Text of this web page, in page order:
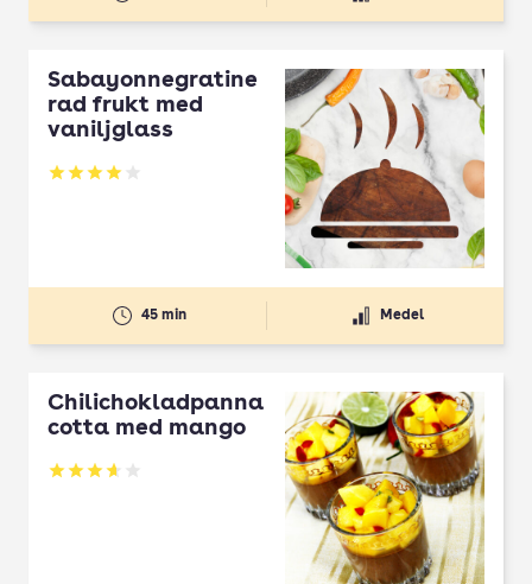
Sabayonnegratine
rad frukt med
vaniljglass
Betyg: 4 av 5
45 min Medel
Chilichokladpanna
cotta med mango
Betyg: 3.64 av 5